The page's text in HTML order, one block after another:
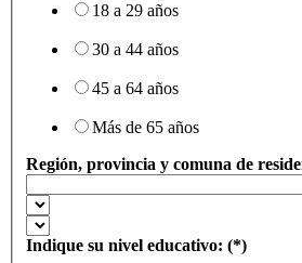
18 a 29 años
30 a 44 años
45 a 64 años
Más de 65 años
Región, provincia y comuna de
Indique su nivel educativo: (*)